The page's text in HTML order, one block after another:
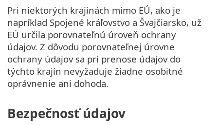
Pri niektorých krajinách mimo EÚ, ako je
napríklad Spojené kráľovstvo a Švajčiarsko, už
EÚ určila porovnateľnú úroveň ochrany
údajov. Z dôvodu porovnateľnej úrovne
ochrany údajov sa pri prenose údajov do
týchto krajín nevyžaduje žiadne osobitné
oprávnenie ani dohoda.
Bezpečnosť údajov